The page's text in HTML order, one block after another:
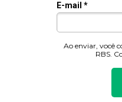
E-mail *
Ao enviar, você
RBS.
COBERTURA AO VIVO